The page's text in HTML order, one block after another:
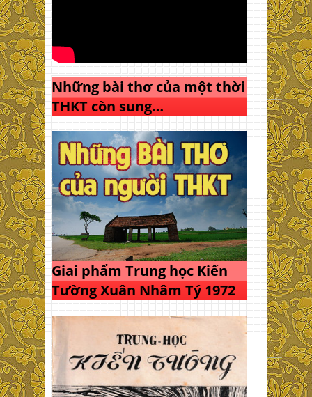
Những bài thơ của một thời
THKT còn sung…
Giai phẩm Trung học Kiến
Tường Xuân Nhâm Tý 1972